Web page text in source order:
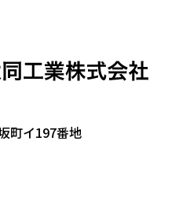
町イ197番地